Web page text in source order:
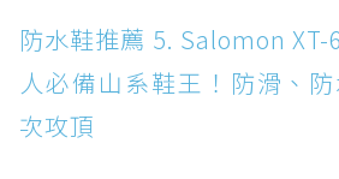
防水鞋推薦 5. Salomon XT-
人必備山系鞋王！防滑、
次攻頂